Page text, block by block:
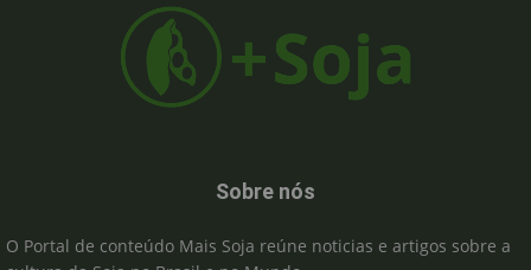
Sobre nós
O Portal de conteúdo Mais Soja reúne noticias e artigos sobre a